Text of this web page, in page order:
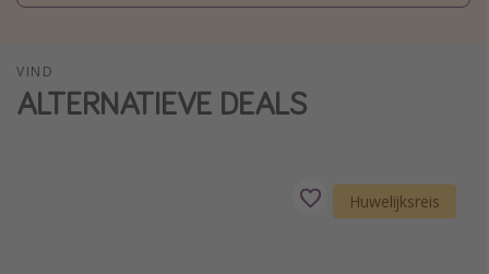
Vroegboeker
Vakantieparken
Single reizen
VIND
ALTERNATIEVE DEALS
Huwelijksreis